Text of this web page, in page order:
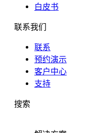
白皮书
联系我们
联系
预约演示
客户中心
支持
搜索